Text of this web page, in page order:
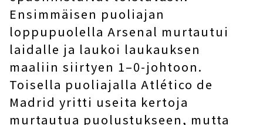
Ensimmäisen puoliajan
loppupuolella Arsenal murtautui
laidalle ja laukoi laukauksen
maaliin siirtyen 1–0-johtoon.
Toisella puoliajalla Atlético de
Madrid yritti useita kertoja
murtautua puolustukseen, mutta